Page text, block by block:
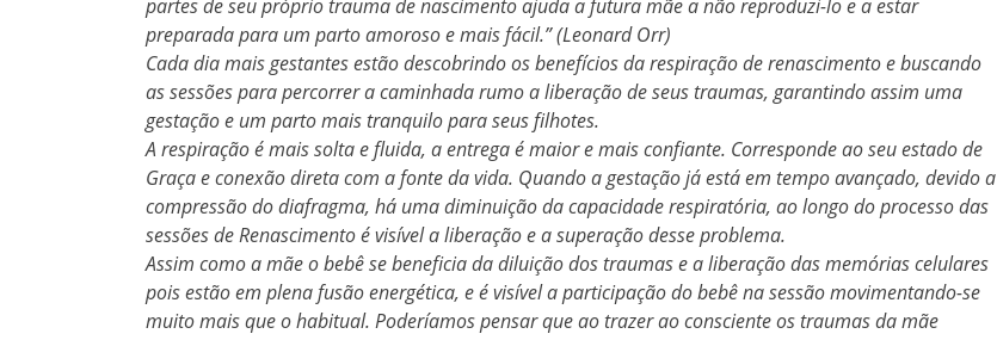
partes de seu próprio trauma de nascimento ajuda a futura mãe a não reproduzi-lo e a estar
preparada para um parto amoroso e mais fácil.” (Leonard Orr)
Cada dia mais gestantes estão descobrindo os benefícios da respiração de renascimento e buscando
as sessões para percorrer a caminhada rumo a liberação de seus traumas, garantindo assim uma
gestação e um parto mais tranquilo para seus filhotes.
A respiração é mais solta e fluida, a entrega é maior e mais confiante. Corresponde ao seu estado de
Graça e conexão direta com a fonte da vida. Quando a gestação já está em tempo avançado, devido a
compressão do diafragma, há uma diminuição da capacidade respiratória, ao longo do processo das
sessões de Renascimento é visível a liberação e a superação desse problema.
Assim como a mãe o bebê se beneficia da diluição dos traumas e a liberação das memórias celulares
pois estão em plena fusão energética, e é visível a participação do bebê na sessão movimentando-se
muito mais que o habitual. Poderíamos pensar que ao trazer ao consciente os traumas da mãe